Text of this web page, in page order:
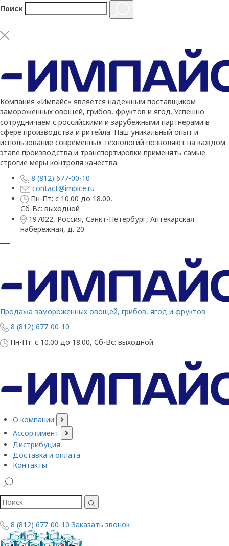
Поиск
Компания «Импайс» является надежным поставщиком
замороженных овощей, грибов, фруктов и ягод. Успешно
сотрудничаем с российскими и зарубежными партнерами в
сфере производства и ритейла. Наш уникальный опыт и
использование современных технологий позволяют на каждом
этапе производства и транспортировки применять самые
строгие меры контроля качества.
8 (812) 677-00-10
contact@impice.ru
Пн-Пт: с 10.00 до 18.00,
Сб-Вс: выходной
197022, Россия, Санкт-Петербург, Аптекарская
набережная, д. 20
Продажа замороженных овощей, грибов, ягод и фруктов
8 (812) 677-00-10
Пн-Пт: с 10.00 до 18.00, Сб-Вс: выходной
О компании
Ассортимент
Дистрибуция
Доставка и оплата
Контакты
8 (812) 677-00-10 Заказать звонок